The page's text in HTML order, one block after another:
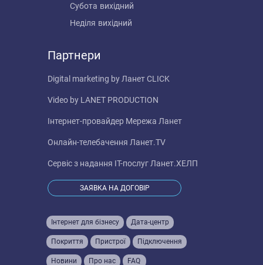
Інтернет для бізнесу Дата-центр
Покриття Пристрої Підключення
Новини Про нас FAQ
Субота вихідний
Неділя вихідний
Партнери
Digital marketing by Ланет CLICK
Video by LANET PRODUCTION
Інтернет-провайдер Мережа Ланет
Онлайн-телебачення Ланет.TV
Сервіс з надання IT-послуг Ланет.ХЕЛП
ЗАЯВКА НА ДОГОВІР